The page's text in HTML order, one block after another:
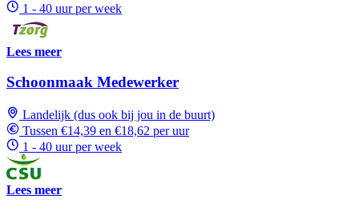
1 - 40 uur per week
Lees meer
Schoonmaak Medewerker
Landelijk (dus ook bij jou in de buurt)
Tussen €14,39 en €18,62 per uur
1 - 40 uur per week
Lees meer